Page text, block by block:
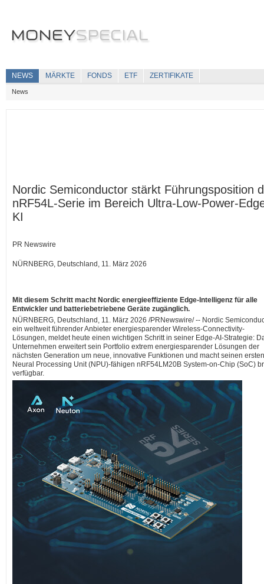
NEWS MÄRKTE FONDS ETF ZERTIFIKATE
News
Nordic Semiconductor stärkt Führungsposition
nRF54L-Serie im Bereich Ultra-Low-Power-
KI
PR Newswire
NÜRNBERG, Deutschland, 11. März 2026
Mit diesem Schritt macht Nordic energieeffiziente Edge-Intelligenz für alle
Entwickler und batteriebetriebene Geräte zugänglich.
NÜRNBERG, Deutschland , 11. März 2026 /PRNewswire/ -- Nordic
ein weltweit führender Anbieter energiesparender Wireless-Connectivity-
Lösungen, meldet heute einen wichtigen Schritt in seiner Edge-AI-Strategie:
Unternehmen erweitert sein Portfolio extrem energiesparender Lösungen der
nächsten Generation um neue, innovative Funktionen und macht seinen ersten
Neural Processing Unit (NPU)-fähigen nRF54LM20B System-on-Chip (SoC)
verfügbar.